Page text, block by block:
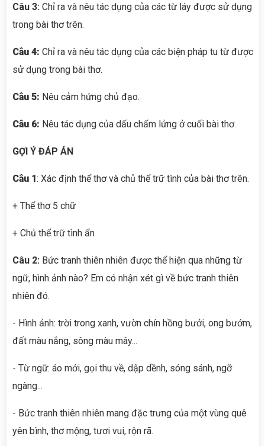
Câu 3: Chỉ ra và nêu tác dụng của các từ láy được sử dụng
trong bài thơ trên.
Câu 4: Chỉ ra và nêu tác dụng của các biện pháp tu từ được
sử dụng trong bài thơ.
Câu 5: Nêu cảm hứng chủ đạo.
Câu 6: Nêu tác dụng của dấu chấm lửng ở cuối bài thơ.
GỢI Ý ĐÁP ÁN
Câu 1: Xác định thể thơ và chủ thể trữ tình của bài thơ trên.
+ Thể thơ 5 chữ
+ Chủ thể trữ tình ẩn
Câu 2: Bức tranh thiên nhiên được thể hiện qua những từ
ngữ, hình ảnh nào? Em có nhận xét gì về bức tranh thiên
nhiên đó.
- Hình ảnh: trời trong xanh, vườn chín hồng bưởi, ong bướm,
đất màu nắng, sông màu mây...
- Từ ngữ: áo mới, gọi thu về, dập dềnh, sóng sánh, ngỡ
ngàng...
- Bức tranh thiên nhiên mang đặc trưng của một vùng quê
yên bình, thơ mộng, tươi vui, rộn rã.